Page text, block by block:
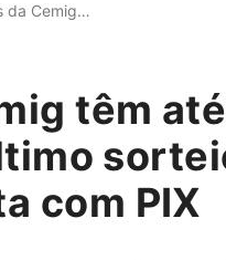
da Cemig…
têm
com PIX